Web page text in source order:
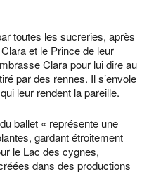
toutes les sucreries, après
et le Prince de leur
Clara pour lui dire au
par des rennes. Il s’envole
leur rendent la pareille.
ballet « représente une
gardant étroitement
le Lac des cygnes,
dans des productions